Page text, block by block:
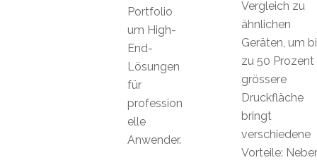
Vergleich zu
ähnlichen
Geräten, um
zu 50 Prozent
grössere
Druckfläche
bringt
verschiedene
Vorteile:
Portfolio
um High-
End-
Lösungen
für
profession
elle
Anwender.